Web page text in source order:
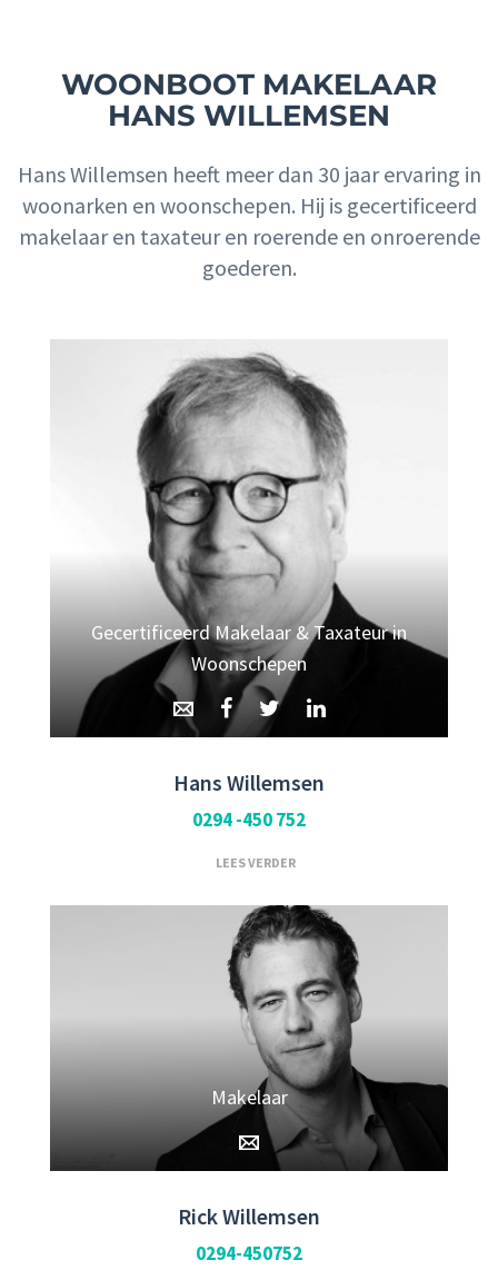
WOONBOOT MAKELAAR
HANS WILLEMSEN
Hans Willemsen heeft meer dan 30 jaar ervaring in
woonarken en woonschepen. Hij is gecertificeerd
makelaar en taxateur en roerende en onroerende
goederen.
Gecertificeerd Makelaar & Taxateur in
Woonschepen
Hans Willemsen
0294 -450 752
LEES VERDER
Makelaar
Rick Willemsen
0294-450752